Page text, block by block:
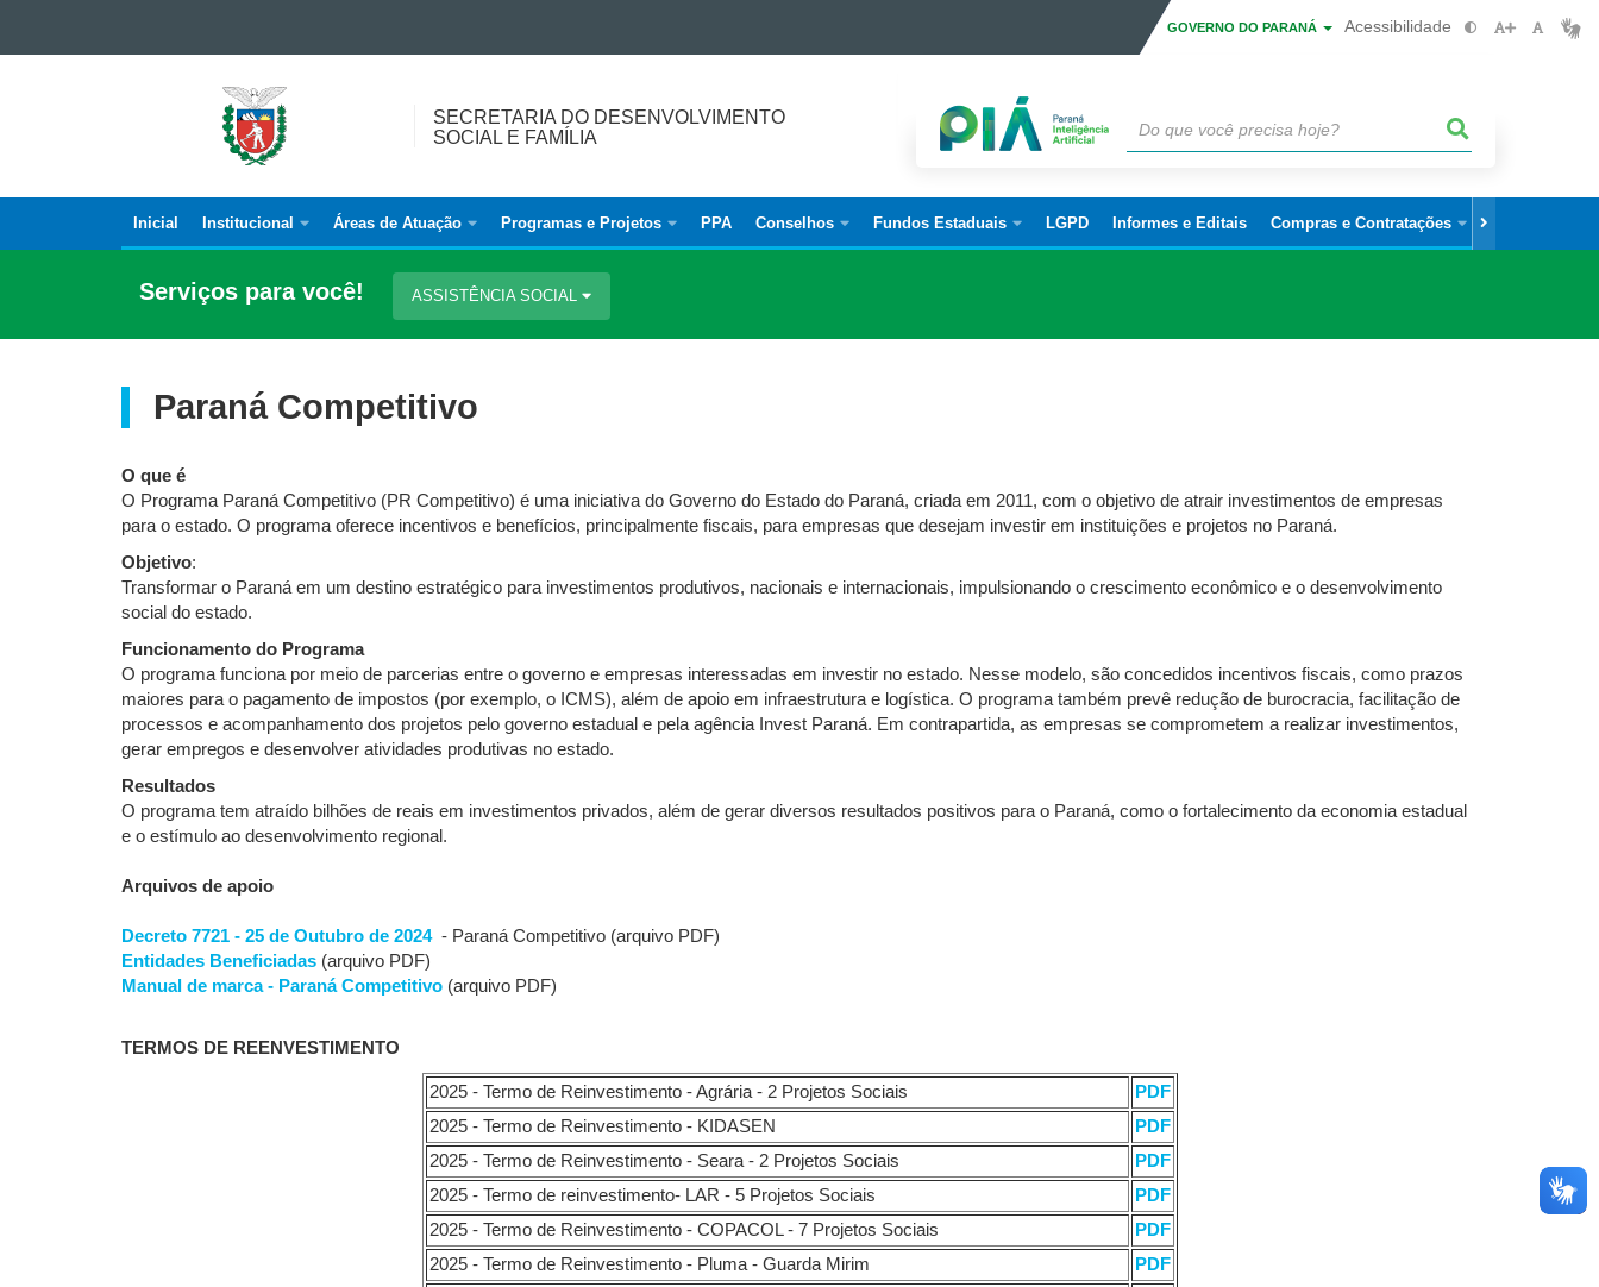
GOVERNO DO PARANÁ Acessibilidade
SECRETARIA
DESENVOLVIMENTO<BR
SOCIAL
E
SECRETARIA DO DESENVOLVIMENTO
SOCIAL E FAMÍLIA
Navegação
principal
Inicial Institucional Áreas de Atuação Programas e Projetos PPA Conselhos Fundos Estaduais LGPD Informes e Editais Compras e Contratações
Serviços para você! ASSISTÊNCIA SOCIAL
Paraná Competitivo
O que é
O Programa Paraná Competitivo (PR Competitivo) é uma iniciativa do Governo do Estado do Paraná, criada em 2011, com o objetivo de atrair investimentos de empresas
para o estado. O programa oferece incentivos e benefícios, principalmente fiscais, para empresas que desejam investir em instituições e projetos no Paraná.
Objetivo:
Transformar o Paraná em um destino estratégico para investimentos produtivos, nacionais e internacionais, impulsionando o crescimento econômico e o desenvolvimento
social do estado.
Funcionamento do Programa
O programa funciona por meio de parcerias entre o governo e empresas interessadas em investir no estado. Nesse modelo, são concedidos incentivos fiscais, como prazos
maiores para o pagamento de impostos (por exemplo, o ICMS), além de apoio em infraestrutura e logística. O programa também prevê redução de burocracia, facilitação de
processos e acompanhamento dos projetos pelo governo estadual e pela agência Invest Paraná. Em contrapartida, as empresas se comprometem a realizar investimentos,
gerar empregos e desenvolver atividades produtivas no estado.
Resultados
O programa tem atraído bilhões de reais em investimentos privados, além de gerar diversos resultados positivos para o Paraná, como o fortalecimento da economia estadual
e o estímulo ao desenvolvimento regional.
Arquivos de apoio
Decreto 7721 - 25 de Outubro de 2024 - Paraná Competitivo (arquivo PDF)
Entidades Beneficiadas (arquivo PDF)
Manual de marca - Paraná Competitivo (arquivo PDF)
TERMOS DE REENVESTIMENTO
2025 - Termo de Reinvestimento - Agrária - 2 Projetos Sociais
PDF
2025 - Termo de Reinvestimento - KIDASEN
PDF
2025 - Termo de Reinvestimento - Seara - 2 Projetos Sociais
PDF
2025 - Termo de reinvestimento- LAR - 5 Projetos Sociais
PDF
2025 - Termo de Reinvestimento - COPACOL - 7 Projetos Sociais
PDF
2025 - Termo de Reinvestimento - Pluma - Guarda Mirim
PDF